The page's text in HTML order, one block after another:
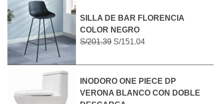
SILLA DE BAR FLORENCIA
COLOR NEGRO
S/201.39S/151.04
INODORO ONE PIECE DP
VERONA BLANCO CON DOBLE